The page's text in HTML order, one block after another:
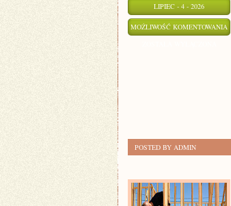
LIPIEC - 4 - 2026
MOŻLIWOŚĆ KOMENTOWANIA
POSTED BY ADMIN